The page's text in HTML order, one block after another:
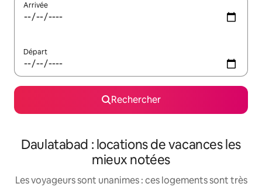
Arrivée
Départ
Rechercher
Daulatabad : locations de vacances les
mieux notées
Les voyageurs sont unanimes : ces logements sont très